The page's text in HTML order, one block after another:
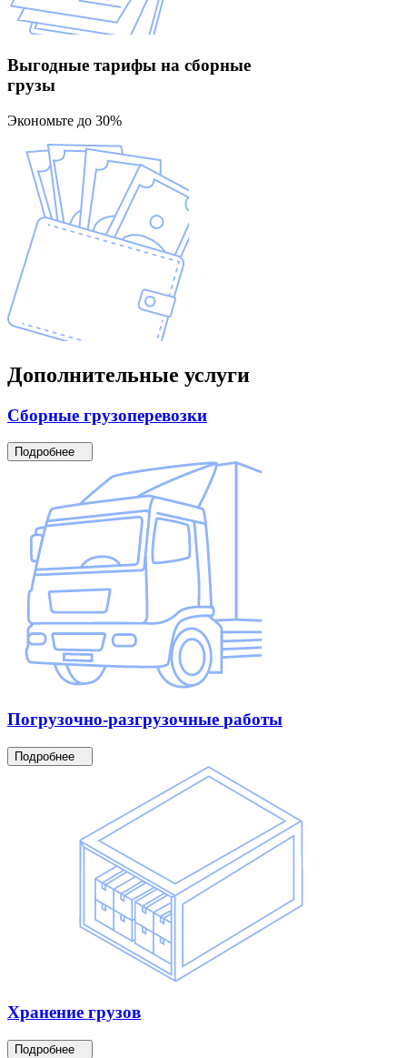
Выгодные тарифы на сборные
грузы
Экономьте до 30%
Дополнительные услуги
Сборные грузоперевозки
Подробнее
Погрузочно-разгрузочные работы
Подробнее
Хранение грузов
Подробнее